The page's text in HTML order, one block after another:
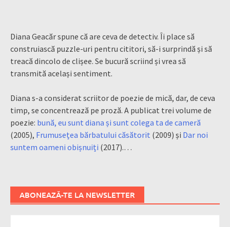
Diana Geacăr spune că are ceva de detectiv. Îi place să
construiască puzzle-uri pentru cititori, să-i surprindă și să
treacă dincolo de clișee. Se bucură scriind și vrea să
transmită același sentiment.
Diana s-a considerat scriitor de poezie de mică, dar, de ceva
timp, se concentrează pe proză. A publicat trei volume de
poezie: bună, eu sunt diana și sunt colega ta de cameră
(2005), Frumusețea bărbatului căsătorit (2009) și Dar noi
suntem oameni obișnuiți (2017).…
ABONEAZĂ-TE LA NEWSLETTER